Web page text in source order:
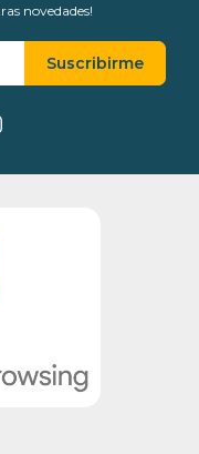
novedades!
Suscribirme